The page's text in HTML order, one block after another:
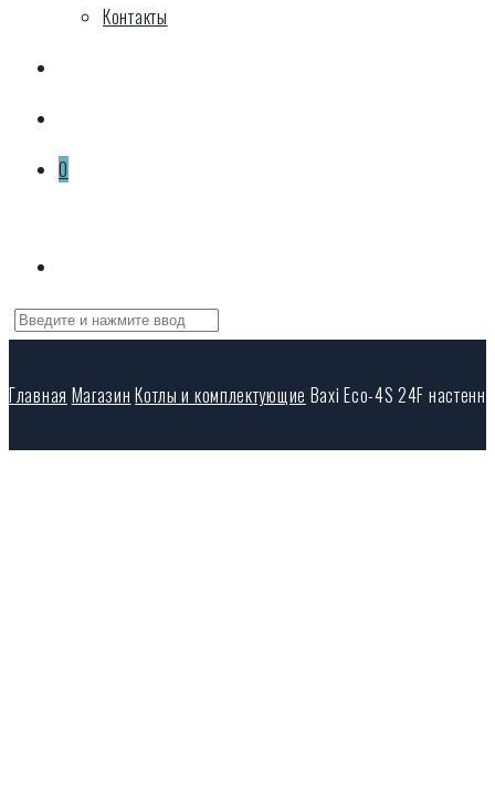
Контакты
0
Главная Магазин Котлы и комплектующие Baxi Eco-4S 24F